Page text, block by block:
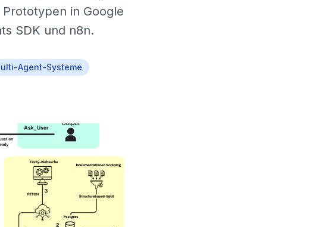
in Google
SDK und n8n.
Agent-Systeme